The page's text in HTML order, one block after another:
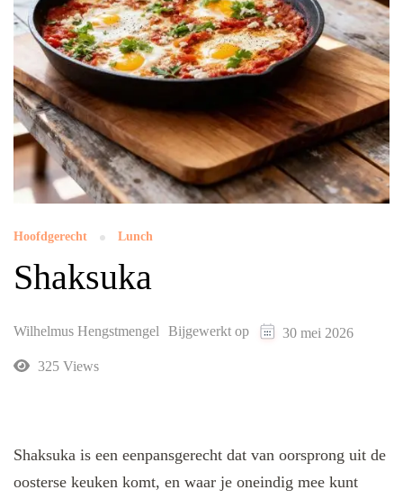
Hoofdgerecht Lunch
Shaksuka
Wilhelmus Hengstmengel Bijgewerkt op 30 mei 2026
325 Views
Shaksuka is een eenpansgerecht dat van oorsprong uit de
oosterse keuken komt, en waar je oneindig mee kunt